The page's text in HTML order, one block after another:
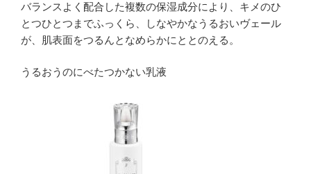
バランスよく配合した複数の保湿成分により、キメのひ
とつひとつまでふっくら、しなやかなうるおいヴェール
が、肌表面をつるんとなめらかにととのえる。
うるおうのにべたつかない乳液